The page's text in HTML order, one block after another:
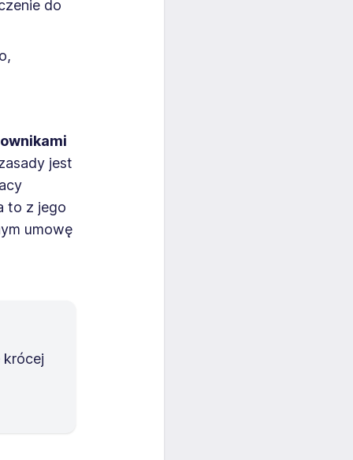
do
jest
to z jego
umowę
krócej